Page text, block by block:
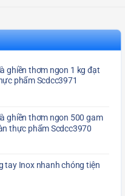
ghiền thơm ngon 1 kg đạt
phẩm Scdcc3971
ghiền thơm ngon 500 gam
thực phẩm Scdcc3970
tay Inox nhanh chóng tiện